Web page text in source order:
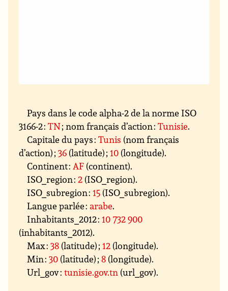
Pays dans le code alpha-2 de la norme ISO
3166-2 :TN; nom français d’action :Tunisie.
Capitale du pays :Tunis (nom français
d’action) ;36 (latitude) ;10 (longitude).
Continent :AF (continent).
ISO_region :2 (ISO_region).
ISO_subregion :15 (ISO_subregion).
Langue parlée :arabe.
Inhabitants_2012 :10 732 900
(inhabitants_2012).
Max :38 (latitude) ;12 (longitude).
Min :30 (latitude) ;8 (longitude).
Url_gov :tunisie.gov.tn (url_gov).